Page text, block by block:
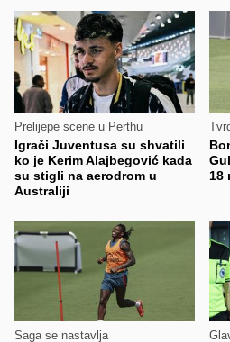
Prelijepe scene u Perthu
Igrači Juventusa su shvatili
ko je Kerim Alajbegović kada
su stigli na aerodrom u
Australiji
18
Saga se nastavlja